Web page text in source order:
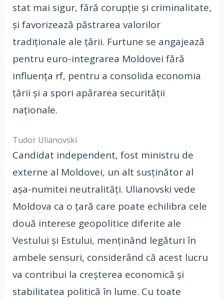
stat mai sigur, fără corupție și criminalitate,
și favorizează păstrarea valorilor
tradiționale ale țării. Furtune se angajează
pentru euro-integrarea Moldovei fără
influența rf, pentru a consolida economia
țării și a spori apărarea securității
naționale.
Tudor Ulianovski
Candidat independent, fost ministru de
externe al Moldovei, un alt susținător al
așa-numitei neutralități. Ulianovski vede
Moldova ca o țară care poate echilibra cele
două interese geopolitice diferite ale
Vestului și Estului, menținând legături în
ambele sensuri, considerând că acest lucru
va contribui la creșterea economică și
stabilitatea politică în lume. Cu toate